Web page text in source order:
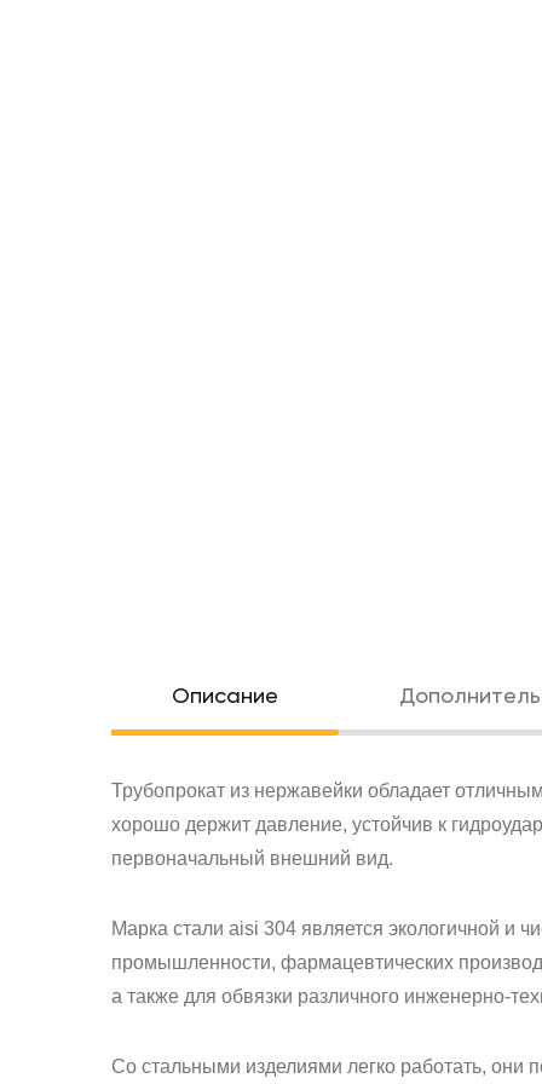
Oписание
Трубопрокат из нержавейки обладает
хорошо держит давление, устойчив к
первоначальный внешний вид.
Марка стали aisi 304 является экологичной и
промышленности, фармацевтических
а также для обвязки различного инженерно-
Со стальными изделиями легко работать, они